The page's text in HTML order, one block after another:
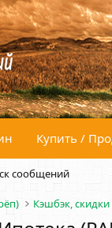
Купить /
сообщений
Кэшбэк,